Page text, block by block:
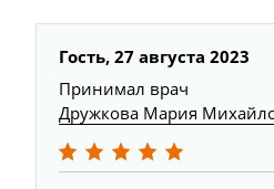
Гость, 27 августа 2023
Принимал врач
Дружкова Мария